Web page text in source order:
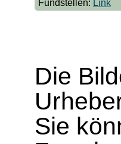
Fundstellen: Link
Die
Sie